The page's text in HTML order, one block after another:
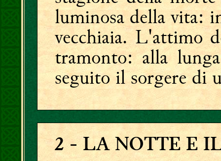
luminosa della vita:
vecchiaia. L'attimo
tramonto: alla
seguito il sorgere di
2- LA NOTTE E